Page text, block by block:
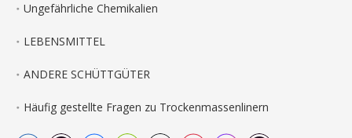
Ungefährliche Chemikalien
LEBENSMITTEL
ANDERE SCHÜTTGÜTER
Häufig gestellte Fragen zu Trockenmassenlinern